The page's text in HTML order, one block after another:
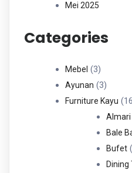
Mei 2025
Categories
Mebel 33
Produk
Ayunan 33
Produk
Furniture Kayu
Almari
Bale
Bufet
Dining